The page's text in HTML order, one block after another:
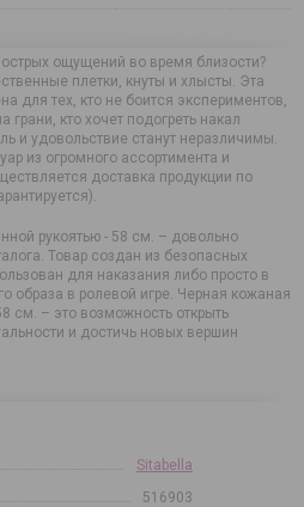
ощущений во время близости?
плетки, кнуты и хлысты. Эта
для тех, кто не боится экспериментов,
грани, кто хочет подогреть накал
и удовольствие станут неразличимы.
из огромного ассортимента и
доставка продукции по
рукоятью - 58 см. – довольно
Товар создан из безопасных
для наказания либо просто в
образа в ролевой игре. Черная кожаная
см. – это возможность открыть
и достичь новых вершин
Sitabella
516903